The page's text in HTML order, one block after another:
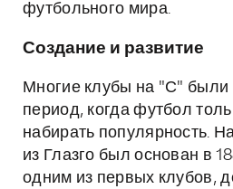
футбольного мира.
Создание и развитие
Многие клубы на "С" были
период, когда футбол
набирать популярность.
из Глазго был основан в
одним из первых клубов,